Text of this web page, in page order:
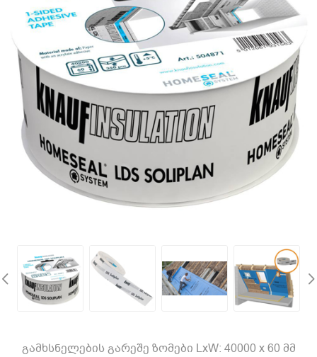
გამხსნელების გარეშე ზომები LxW: 40000 x 60 მმ